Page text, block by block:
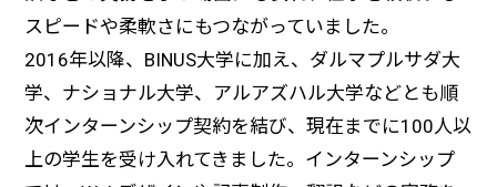
スピードや柔軟さにもつながっていました。
2016年以降、BINUS大学に加え、ダルマプルサダ大
学、ナショナル大学、アルアズハル大学などとも順
次インターンシップ契約を結び、現在までに100人以
上の学生を受け入れてきました。インターンシップ